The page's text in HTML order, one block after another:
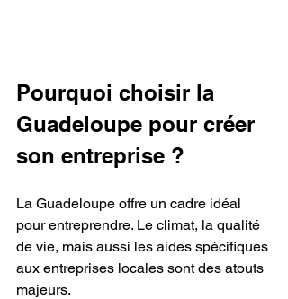
Pourquoi choisir la
Guadeloupe pour créer
son entreprise ?
La Guadeloupe offre un cadre idéal
pour entreprendre. Le climat, la qualité
de vie, mais aussi les aides spécifiques
aux entreprises locales sont des atouts
majeurs.